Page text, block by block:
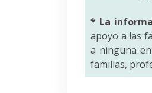
* La
apoyo a las
a ninguna
familias,